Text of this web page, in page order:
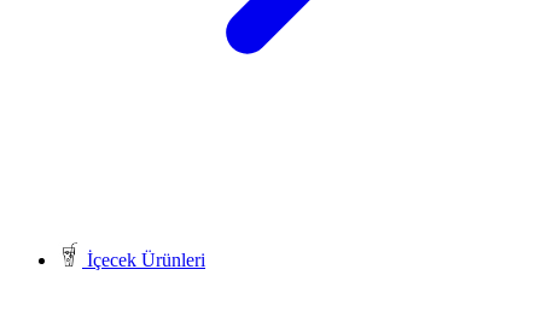
İçecek Ürünleri